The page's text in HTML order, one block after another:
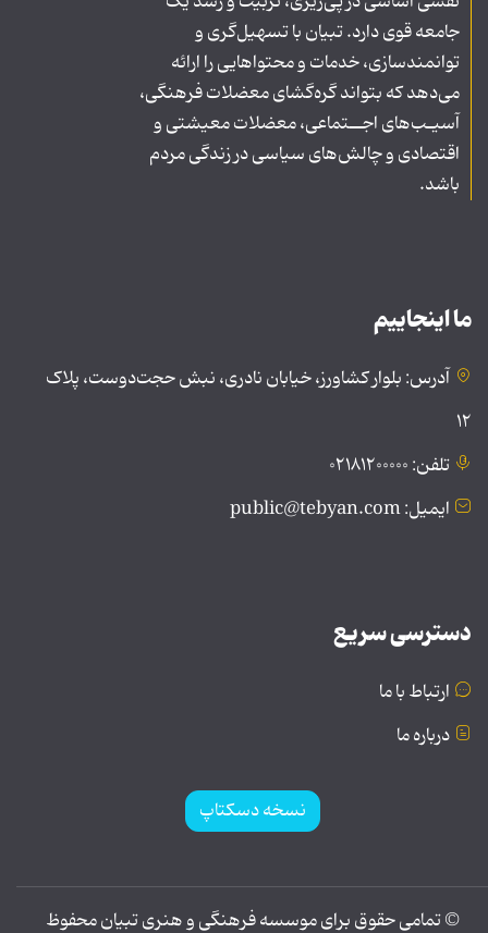
جامعه قوی دارد. تبیان با تسهیل‌گری و
توانمندسازی، خدمات و محتواهایی را ارائه
می‌دهد که بتواند گره‌گشای معضلات فرهنگی،
آسیـب‌های اجــتماعی، معضلات معیشتی و
اقتصادی و چالش‌های سیاسی در زندگی مردم
باشد.
ما اینجاییم
آدرس: بلوار کشاورز، خیابان نادری، نبش حجت‌دوست، پلاک
۱۲
تلفن: ۰۲۱۸۱۲۰۰۰۰۰
ایمیل: public@tebyan.com
دسترسی سریع
ارتباط با ما
درباره ما
نسخه دسکتاپ
© تمامی حقوق برای موسسه فرهنگی و هنری تبیان محفوظ